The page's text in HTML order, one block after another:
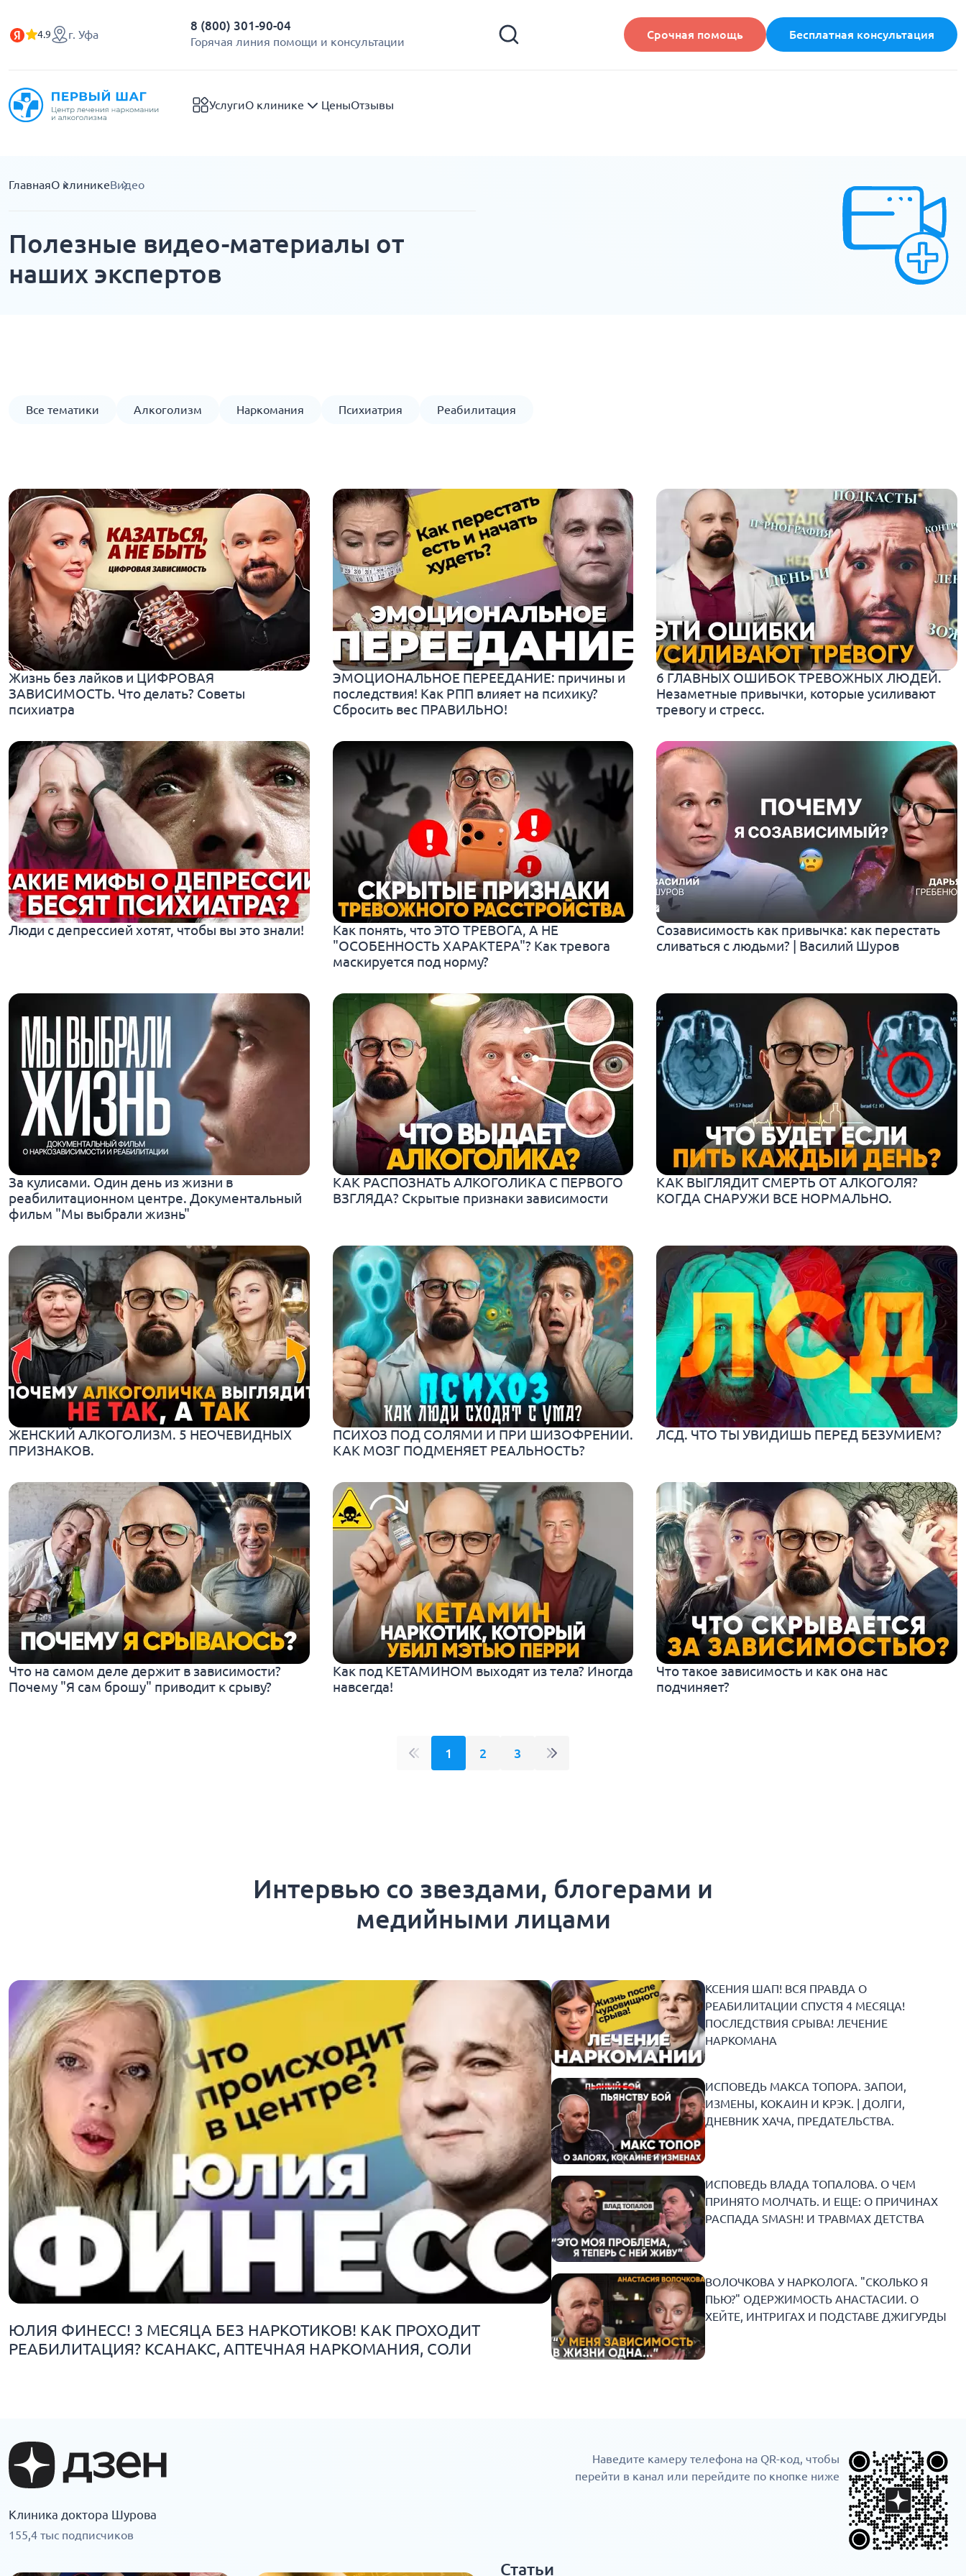
4.9 г. Уфа
8 (800) 301-90-04
Горячая линия помощи и консультации
Срочная помощь Бесплатная консультация
УслугиО клинике ЦеныОтзывы
ГлавнаяО клиникеВидео
Полезные видео-материалы от
наших экспертов
Все тематики Алкоголизм Наркомания Психиатрия Реабилитация
Жизнь без лайков и ЦИФРОВАЯ
ЗАВИСИМОСТЬ. Что делать? Советы
психиатра
ЭМОЦИОНАЛЬНОЕ ПЕРЕЕДАНИЕ: причины и
последствия! Как РПП влияет на психику?
Сбросить вес ПРАВИЛЬНО!
6 ГЛАВНЫХ ОШИБОК ТРЕВОЖНЫХ ЛЮДЕЙ.
Незаметные привычки, которые усиливают
тревогу и стресс.
Люди с депрессией хотят, чтобы вы это знали!
Как понять, что ЭТО ТРЕВОГА, А НЕ
"ОСОБЕННОСТЬ ХАРАКТЕРА"? Как тревога
маскируется под норму?
Созависимость как привычка: как перестать
сливаться с людьми? | Василий Шуров
За кулисами. Один день из жизни в
реабилитационном центре. Документальный
фильм "Мы выбрали жизнь"
КАК РАСПОЗНАТЬ АЛКОГОЛИКА С ПЕРВОГО
ВЗГЛЯДА? Скрытые признаки зависимости
КАК ВЫГЛЯДИТ СМЕРТЬ ОТ АЛКОГОЛЯ?
КОГДА СНАРУЖИ ВСЕ НОРМАЛЬНО.
ЖЕНСКИЙ АЛКОГОЛИЗМ. 5 НЕОЧЕВИДНЫХ
ПРИЗНАКОВ.
ПСИХОЗ ПОД СОЛЯМИ И ПРИ ШИЗОФРЕНИИ.
КАК МОЗГ ПОДМЕНЯЕТ РЕАЛЬНОСТЬ?
ЛСД. ЧТО ТЫ УВИДИШЬ ПЕРЕД БЕЗУМИЕМ?
Что на самом деле держит в зависимости?
Почему "Я сам брошу" приводит к срыву?
Как под КЕТАМИНОМ выходят из тела? Иногда
навсегда!
Что такое зависимость и как она нас
подчиняет?
1 2 3
Интервью со звездами, блогерами и
медийными лицами
ЮЛИЯ ФИНЕСС! 3 МЕСЯЦА БЕЗ НАРКОТИКОВ! КАК ПРОХОДИТ
РЕАБИЛИТАЦИЯ? КСАНАКС, АПТЕЧНАЯ НАРКОМАНИЯ, СОЛИ
КСЕНИЯ ШАП! ВСЯ ПРАВДА О
РЕАБИЛИТАЦИИ СПУСТЯ 4 МЕСЯЦА!
ПОСЛЕДСТВИЯ СРЫВА! ЛЕЧЕНИЕ
НАРКОМАНА
ИСПОВЕДЬ МАКСА ТОПОРА. ЗАПОИ,
ИЗМЕНЫ, КОКАИН И КРЭК. | ДОЛГИ,
ДНЕВНИК ХАЧА, ПРЕДАТЕЛЬСТВА.
ИСПОВЕДЬ ВЛАДА ТОПАЛОВА. О ЧЕМ
ПРИНЯТО МОЛЧАТЬ. И ЕЩЕ: О ПРИЧИНАХ
РАСПАДА SMASH! И ТРАВМАХ ДЕТСТВА
ВОЛОЧКОВА У НАРКОЛОГА. "СКОЛЬКО Я
ПЬЮ?" ОДЕРЖИМОСТЬ АНАСТАСИИ. О
ХЕЙТЕ, ИНТРИГАХ И ПОДСТАВЕ ДЖИГУРДЫ
Клиника доктора Шурова
155,4 тыс подписчиков
Наведите камеру телефона на QR-код, чтобы
перейти в канал или перейдите по кнопке ниже
Статьи